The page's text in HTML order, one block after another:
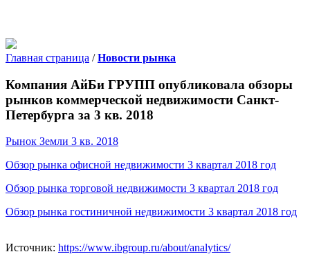
Главная страница / Новости рынка
Компания АйБи ГРУПП опубликовала обзоры
рынков коммерческой недвижимости Санкт-
Петербурга за 3 кв. 2018
Рынок Земли 3 кв. 2018
Обзор рынка офисной недвижимости 3 квартал 2018 год
Обзор рынка торговой недвижимости 3 квартал 2018 год
Обзор рынка гостиничной недвижимости 3 квартал 2018 год
Источник: https://www.ibgroup.ru/about/analytics/